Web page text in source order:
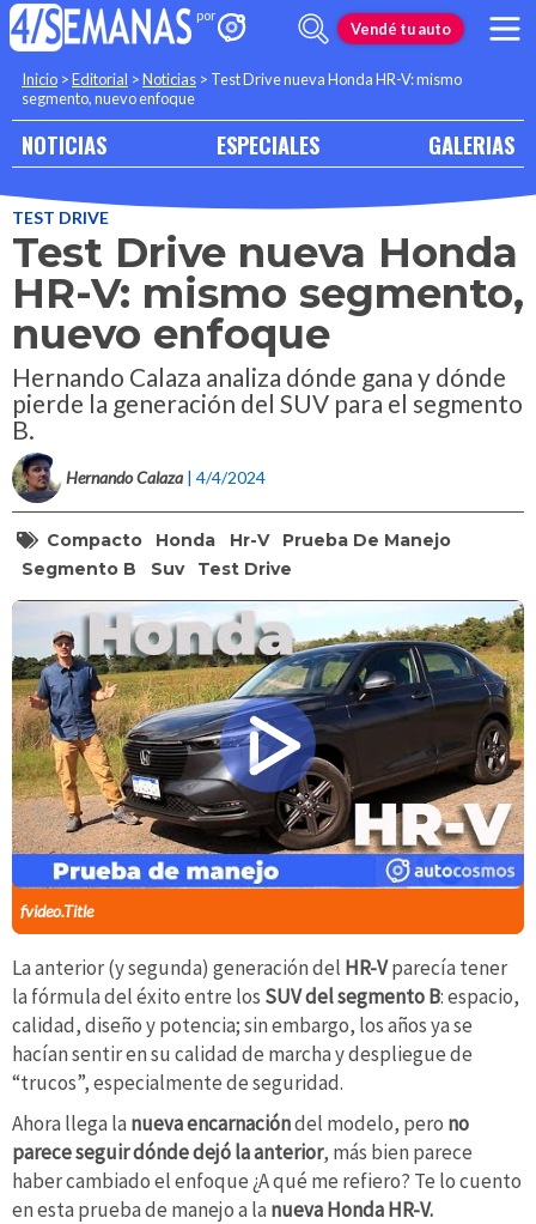
Vendé tu auto
Inicio >Editorial >Noticias > Test Drive nueva Honda HR-V: mismo
segmento, nuevo enfoque
NOTICIAS ESPECIALES GALERIAS
TEST DRIVE
Test Drive nueva Honda
HR-V: mismo segmento,
nuevo enfoque
Hernando Calaza analiza dónde gana y dónde
pierde la generación del SUV para el segmento
B.
Hernando Calaza | 4/4/2024
Compacto Honda Hr-V
Prueba De Manejo
Segmento B
Suv Test Drive
fvideo.Title
La anterior (y segunda) generación del HR-Vparecía tener
la fórmula del éxito entre los SUV del segmento B: espacio,
calidad, diseño y potencia; sin embargo, los años ya se
hacían sentir en su calidad de marcha y despliegue de
“trucos”, especialmente de seguridad.
Ahora llega la nueva encarnacióndel modelo, pero no
parece seguir dónde dejó la anterior, más bien parece
haber cambiado el enfoque ¿A qué me refiero? Te lo cuento
en esta prueba de manejo a la nueva Honda HR-V.